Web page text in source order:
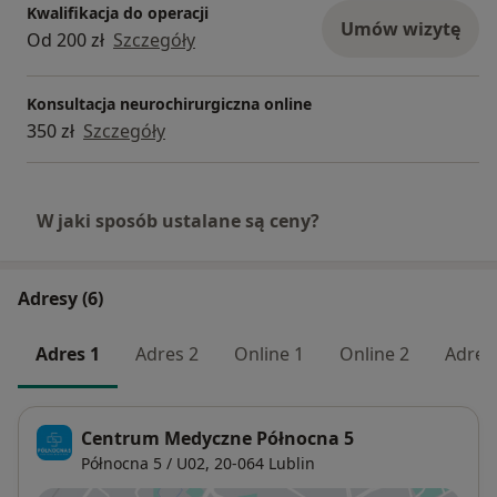
Kwalifikacja do operacji
Od 200 zł Szczegóły Umów wizytę
Konsultacja neurochirurgiczna online
350 zł Szczegóły
W jaki sposób ustalane są ceny?
Adresy (6)
Adres 1 Adres 2 Online 1 Online 2 Adres
Centrum Medyczne Północna 5
Północna 5 / U02, 20-064 Lublin